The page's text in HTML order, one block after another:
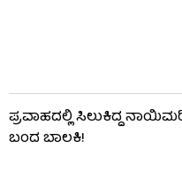
ಪ್ರವಾಹದಲ್ಲಿ ಸಿಲುಕಿದ್ದ
ಬಂದ ಬಾಲಕಿ!